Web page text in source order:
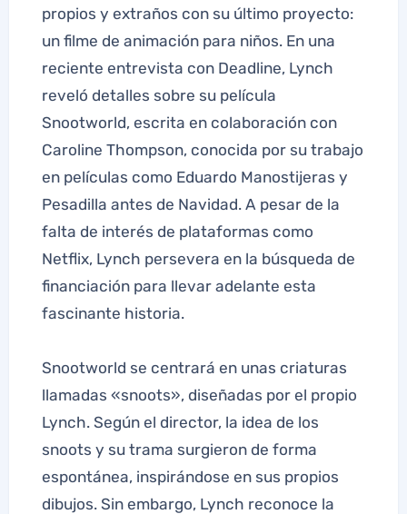
propios y extraños con su último proyecto:
un filme de animación para niños. En una
reciente entrevista con Deadline, Lynch
reveló detalles sobre su película
Snootworld, escrita en colaboración con
Caroline Thompson, conocida por su trabajo
en películas como Eduardo Manostijeras y
Pesadilla antes de Navidad. A pesar de la
falta de interés de plataformas como
Netflix, Lynch persevera en la búsqueda de
financiación para llevar adelante esta
fascinante historia.
Snootworld se centrará en unas criaturas
llamadas «snoots», diseñadas por el propio
Lynch. Según el director, la idea de los
snoots y su trama surgieron de forma
espontánea, inspirándose en sus propios
dibujos. Sin embargo, Lynch reconoce la